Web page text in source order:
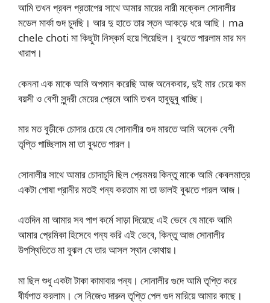
আমি তখন প্রবল প্রতাপের সাথে আমার মায়ের নারী মক্কেল সোনালীর
মডেল মার্কা গুদ চুদছি। আর দু হাতে তার স্তন আকড়ে ধরে আছি। ma
chele choti মা কিছুটা নিস্কর্ম হয়ে গিয়েছিল। বুঝতে পারলাম মার মন
খারাপ।
কেননা এক মাকে আমি অপমান করেছি আজ অনেকবার, দুই মার চেয়ে কম
বয়সী ও বেশী সুন্দরী মেয়ের প্রেমে আমি তখন হাবুডুবু খাচ্ছি।
মার মত বুড়ীকে চোদার চেয়ে যে সোনালীর গুদ মারতে আমি অনেক বেশী
তৃপ্তি পাচ্ছিলাম মা তা বুঝতে পারল।
সোনালীর সাথে আমার চোদাচুদি ছিল প্রেমময় কিন্তু মাকে আমি কেবলমাত্র
একটা পোষা প্রানীর মতই গন্য করতাম মা তা ভালই বুঝতে পারল আজ।
এতদিন মা আমার সব পাপ কর্মে সাড়া দিয়েছে এই ভেবে যে মাকে আমি
আমার প্রেমিকা হিসেবে গন্য করি এই ভেবে, কিন্তু আজ সোনালীর
উপস্থিতিতে মা বুঝল যে তার আসল স্থান কোথায়।
মা ছিল শুধু একটা টাকা কামাবার পন্য। সোনালীর গুদে আমি তৃপ্তি করে
বীর্যপাত করলাম। সে নিজেও দারুন তৃপ্তি পেল গুদ মারিয়ে আমার কাছে।